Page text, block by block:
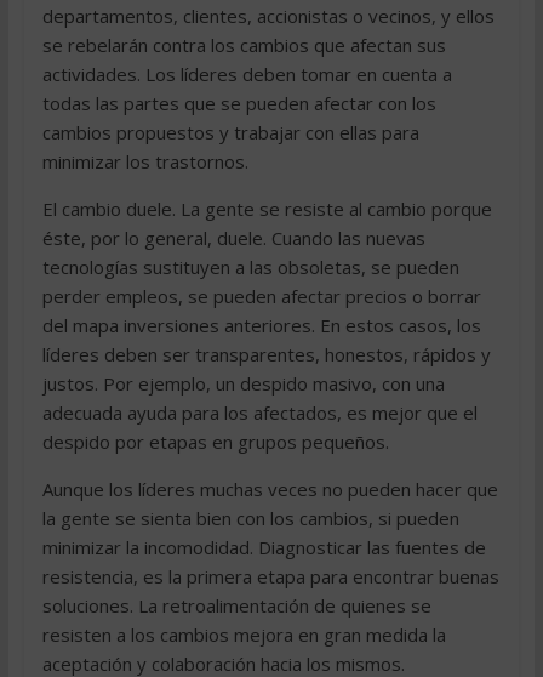
departamentos, clientes, accionistas o vecinos, y ellos
se rebelarán contra los cambios que afectan sus
actividades. Los líderes deben tomar en cuenta a
todas las partes que se pueden afectar con los
cambios propuestos y trabajar con ellas para
minimizar los trastornos.
El cambio duele. La gente se resiste al cambio porque
éste, por lo general, duele. Cuando las nuevas
tecnologías sustituyen a las obsoletas, se pueden
perder empleos, se pueden afectar precios o borrar
del mapa inversiones anteriores. En estos casos, los
líderes deben ser transparentes, honestos, rápidos y
justos. Por ejemplo, un despido masivo, con una
adecuada ayuda para los afectados, es mejor que el
despido por etapas en grupos pequeños.
Aunque los líderes muchas veces no pueden hacer que
la gente se sienta bien con los cambios, si pueden
minimizar la incomodidad. Diagnosticar las fuentes de
resistencia, es la primera etapa para encontrar buenas
soluciones. La retroalimentación de quienes se
resisten a los cambios mejora en gran medida la
aceptación y colaboración hacia los mismos.